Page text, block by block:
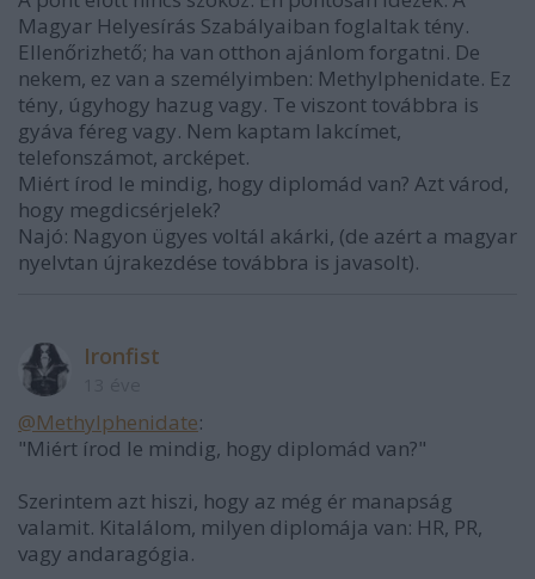
Magyar Helyesírás Szabályaiban foglaltak tény.
Ellenőrizhető; ha van otthon ajánlom forgatni. De
nekem, ez van a személyimben: Methylphenidate. Ez
tény, úgyhogy hazug vagy. Te viszont továbbra is
gyáva féreg vagy. Nem kaptam lakcímet,
telefonszámot, arcképet.
Miért írod le mindig, hogy diplomád van? Azt várod,
hogy megdicsérjelek?
Najó: Nagyon ügyes voltál akárki, (de azért a magyar
nyelvtan újrakezdése továbbra is javasolt).
Ironfist
@Methylphenidate:
"Miért írod le mindig, hogy diplomád van?"
Szerintem azt hiszi, hogy az még ér manapság
valamit. Kitalálom, milyen diplomája van: HR, PR,
vagy andaragógia.